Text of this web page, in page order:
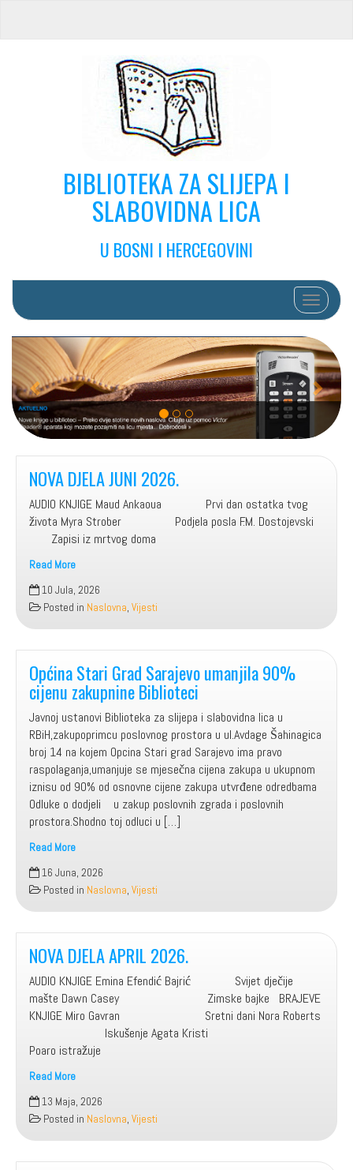
BIBLIOTEKA ZA SLIJEPA I
SLABOVIDNA LICA
U BOSNI I HERCEGOVINI
Toggle
r
e
v
i
o
u
s
N
e
x
NOVA DJELA JUNI 2026.
AUDIO KNJIGE Maud Ankaoua Prvi dan ostatka tvog
života Myra Strober Podjela posla F.M. Dostojevski
Zapisi iz mrtvog doma
Read More
NOVA
DJELA
JUNI
2026.
10 Jula, 2026
Posted in Naslovna, Vijesti
Općina Stari Grad Sarajevo umanjila 90%
cijenu zakupnine Biblioteci
Javnoj ustanovi Biblioteka za slijepa i slabovidna lica u
RBiH,zakupoprimcu poslovnog prostora u ul.Avdage Šahinagica
broj 14 na kojem Opcina Stari grad Sarajevo ima pravo
raspolaganja,umanjuje se mjesečna cijena zakupa u ukupnom
iznisu od 90% od osnovne cijene zakupa utvrđene odredbama
Odluke o dodjeli u zakup poslovnih zgrada i poslovnih
prostora.Shodno toj odluci u […]
Read More
Općina
Stari
Grad
Sarajevo
umanjila
90%
cijenu
zakupnine
Biblioteci
16 Juna, 2026
Posted in Naslovna, Vijesti
NOVA DJELA APRIL 2026.
AUDIO KNJIGE Emina Efendić Bajrić Svijet dječije
mašte Dawn Casey Zimske bajke BRAJEVE
KNJIGE Miro Gavran Sretni dani Nora Roberts
Iskušenje Agata Kristi
Poaro istražuje
Read More
NOVA
DJELA
APRIL
2026.
13 Maja, 2026
Posted in Naslovna, Vijesti